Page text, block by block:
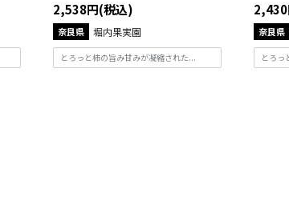
2,538円(税込)
奈良県 堀内果実園
とろっと柿の旨み甘みが凝縮された...
奈良県
とろっ